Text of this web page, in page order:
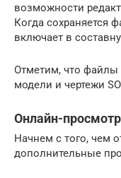
возможности
Когда сохраняется
включает в
Отметим, что файлы
модели и чертежи
Онлайн-
Начнем с того, чем
дополнительные